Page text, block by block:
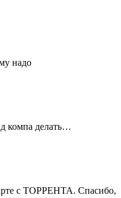
надо
компа делать…
с ТОРРЕНТА. Спасибо,